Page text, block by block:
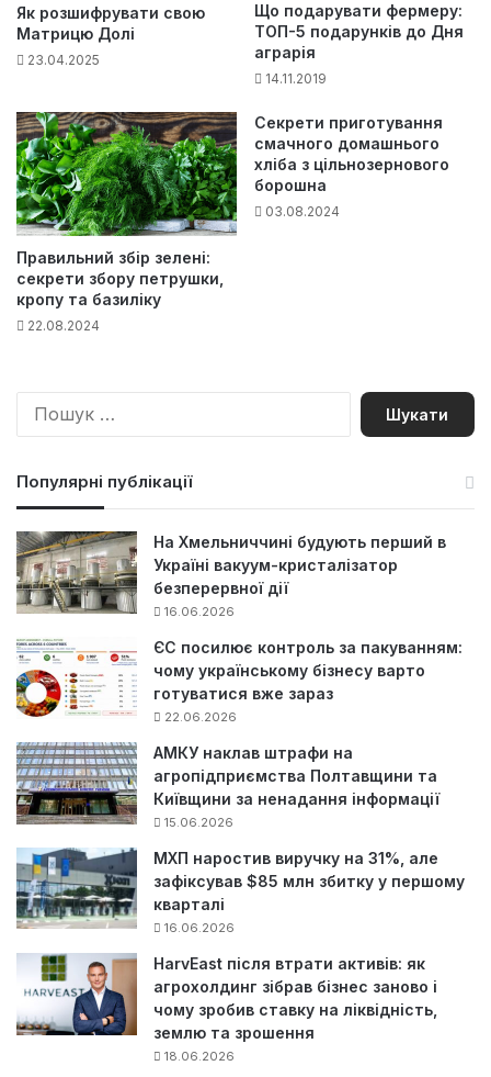
Як розшифрувати свою
Матрицю Долі
23.04.2025
Що подарувати фермеру:
ТОП-5 подарунків до Дня
аграрія
14.11.2019
Правильний збір зелені:
секрети збору петрушки,
кропу та базиліку
22.08.2024
Секрети приготування
смачного домашнього
хліба з цільнозернового
борошна
03.08.2024
П
Популярні публікації
На Хмельниччині будують перший в
Україні вакуум-кристалізатор
безперервної дії
16.06.2026
ЄС посилює контроль за пакуванням:
чому українському бізнесу варто
готуватися вже зараз
22.06.2026
АМКУ наклав штрафи на
агропідприємства Полтавщини та
Київщини за ненадання інформації
15.06.2026
МХП наростив виручку на 31%, але
зафіксував $85 млн збитку у першому
кварталі
16.06.2026
HarvEast після втрати активів: як
агрохолдинг зібрав бізнес заново і
чому зробив ставку на ліквідність,
землю та зрошення
18.06.2026